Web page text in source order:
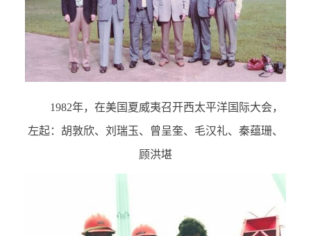
1982年，在美国夏威夷召开西太平洋国际大会，
左起：胡敦欣、刘瑞玉、曾呈奎、毛汉礼、秦蕴珊、
顾洪堪